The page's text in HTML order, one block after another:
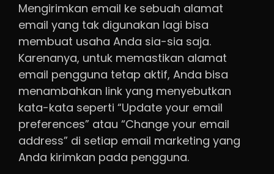
Mengirimkan email ke sebuah alamat
email yang tak digunakan lagi bisa
membuat usaha Anda sia-sia saja.
Karenanya, untuk memastikan alamat
email pengguna tetap aktif, Anda bisa
menambahkan link yang menyebutkan
kata-kata seperti “Update your email
preferences” atau “Change your email
address” di setiap email marketing yang
Anda kirimkan pada pengguna.